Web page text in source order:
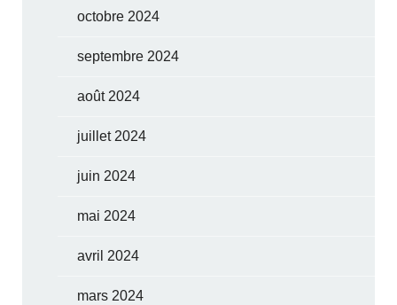
octobre 2024
septembre 2024
août 2024
juillet 2024
juin 2024
mai 2024
avril 2024
mars 2024